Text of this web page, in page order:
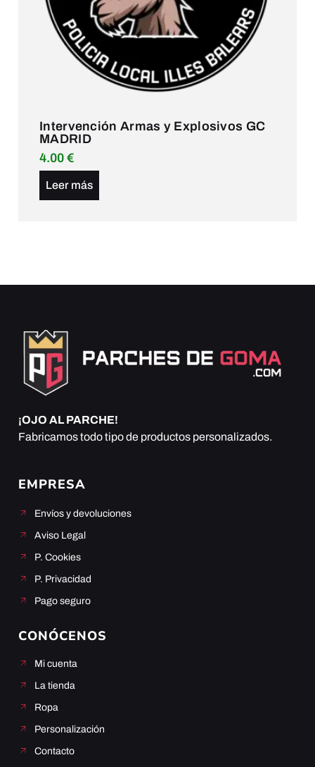
Intervención Armas y Explosivos GC
MADRID
4.00 €
Leer más
¡OJO AL PARCHE!
Fabricamos todo tipo de productos personalizados.
EMPRESA
Envíos y devoluciones
Aviso Legal
P. Cookies
P. Privacidad
Pago seguro
CONÓCENOS
Mi cuenta
La tienda
Ropa
Personalización
Contacto